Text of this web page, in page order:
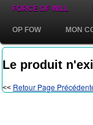
FORCE OF WILL
OP FOW MON
Le produit
<< Retour Page